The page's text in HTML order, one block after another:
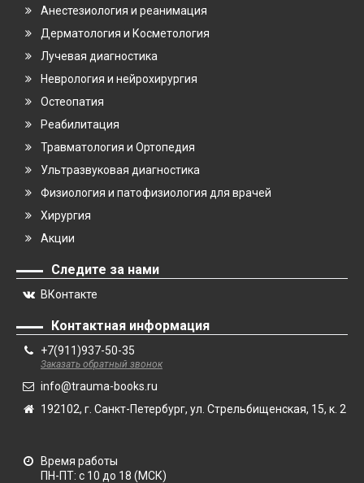
Анестезиология и реанимация
Дерматология и Косметология
Лучевая диагностика
Неврология и нейрохирургия
Остеопатия
Реабилитация
Травматология и Ортопедия
Ультразвуковая диагностика
Физиология и патофизиология для врачей
Хирургия
Акции
Следите за нами
ВКонтакте
Контактная информация
+7(911)937-50-35
Заказать обратный звонок
info@trauma-books.ru
192102, г. Санкт-Петербург, ул. Стрельбищенская, 15, к. 2
Время работы
ПН-ПТ: с 10 до 18 (МСК)